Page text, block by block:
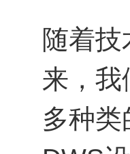
随着
来，我
多种